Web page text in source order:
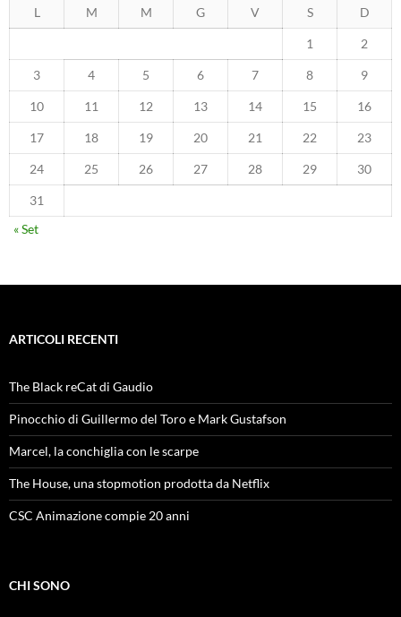
L M M G V S D
1 2
3 4 5 6 7 8 9
10 11 12 13 14 15 16
17 18 19 20 21 22 23
24 25 26 27 28 29 30
31
« Set
ARTICOLI RECENTI
The Black reCat di Gaudio
Pinocchio di Guillermo del Toro e Mark Gustafson
Marcel, la conchiglia con le scarpe
The House, una stopmotion prodotta da Netflix
CSC Animazione compie 20 anni
CHI SONO